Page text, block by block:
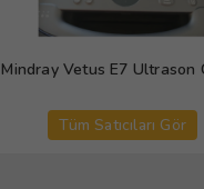
Mindray Vetus E7 Ultrason
Tüm Satıcıları Gör